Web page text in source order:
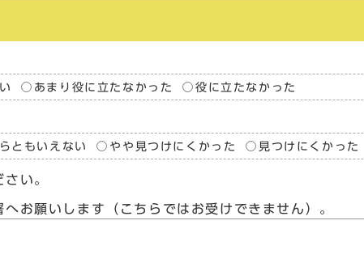
あまり役に立たなかった 役に立たなかった
ともいえない やや見つけにくかった 見つけにくかった
い。
お願いします（こちらではお受けできません）。